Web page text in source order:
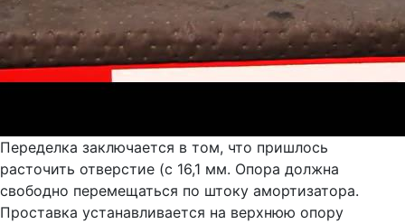
Переделка заключается в том, что пришлось
расточить отверстие (с 16,1 мм. Опора должна
свободно перемещаться по штоку амортизатора.
Проставка устанавливается на верхнюю опору